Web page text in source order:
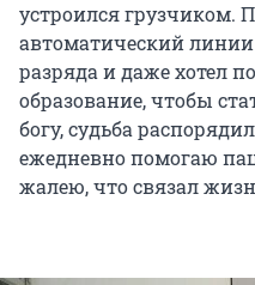
устроился грузчиком.
автоматический линии
разряда и даже хотел
образование, чтобы
богу, судьба
ежедневно помогаю
жалею, что связал